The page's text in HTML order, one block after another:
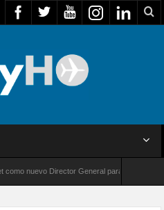
nuevo Director General para América Latina